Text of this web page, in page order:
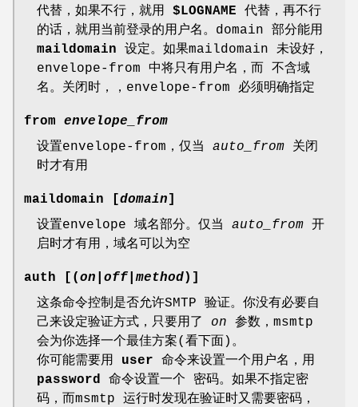
代替，如果不行，就用 $LOGNAME 代替，再不行
的话，就用当前登录的用户名。domain 部分能用
maildomain 设定。如果maildomain 未设好，
envelope-from 中将只有用户名，而 不含域
名。关闭时，，envelope-from 必须明确指定
from envelope_from
设置envelope-from，仅当 auto_from 关闭
时才有用
maildomain [domain]
设置envelope 域名部分。仅当 auto_from 开
启时才有用，域名可以为空
auth [(on off |method)]
这条命令控制是否允许SMTP 验证。你没有必要自
己来设定验证方式，只要用了 on 参数，msmtp
会为你选择一个最佳方案(看下面)。
你可能需要用 user 命令来设置一个用户名，用
password 命令设置一个 密码。如果不指定密
码，而msmtp 运行时发现在验证时又需要密码，